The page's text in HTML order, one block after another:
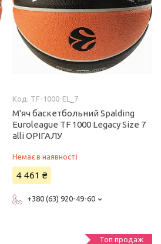
TF-1000-EL_7
М'яч баскетбольний Spalding
Euroleague TF 1000 Legacy Size 7
alli ОРІГАЛУ
Немає в наявності
4 461 ₴
+380 (63) 920-49-60
Топ продаж